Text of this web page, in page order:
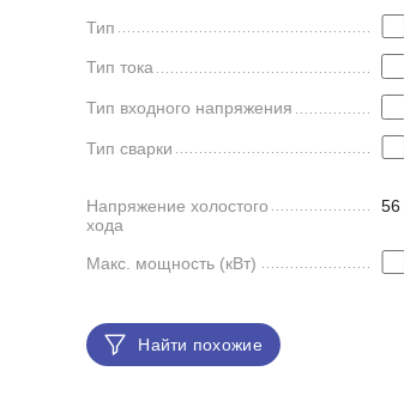
Тип
Тип тока
Тип входного напряжения
Тип сварки
Напряжение холостого
хода
Макс. мощность (кВт)
Найти похожие